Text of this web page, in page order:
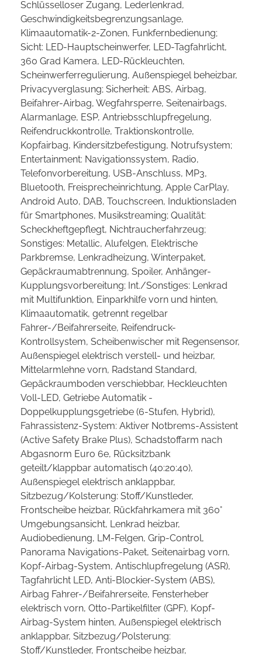
Schlüsselloser Zugang, Lederlenkrad,
Geschwindigkeitsbegrenzungsanlage,
Klimaautomatik-2-Zonen, Funkfernbedienung;
Sicht: LED-Hauptscheinwerfer, LED-Tagfahrlicht,
360 Grad Kamera, LED-Rückleuchten,
Scheinwerferregulierung, Außenspiegel beheizbar,
Privacyverglasung; Sicherheit: ABS, Airbag,
Beifahrer-Airbag, Wegfahrsperre, Seitenairbags,
Alarmanlage, ESP, Antriebsschlupfregelung,
Reifendruckkontrolle, Traktionskontrolle,
Kopfairbag, Kindersitzbefestigung, Notrufsystem;
Entertainment: Navigationssystem, Radio,
Telefonvorbereitung, USB-Anschluss, MP3,
Bluetooth, Freisprecheinrichtung, Apple CarPlay,
Android Auto, DAB, Touchscreen, Induktionsladen
für Smartphones, Musikstreaming; Qualität:
Scheckheftgepflegt, Nichtraucherfahrzeug;
Sonstiges: Metallic, Alufelgen, Elektrische
Parkbremse, Lenkradheizung, Winterpaket,
Gepäckraumabtrennung, Spoiler, Anhänger-
Kupplungsvorbereitung; Int./Sonstiges: Lenkrad
mit Multifunktion, Einparkhilfe vorn und hinten,
Klimaautomatik, getrennt regelbar
Fahrer-/Beifahrerseite, Reifendruck-
Kontrollsystem, Scheibenwischer mit Regensensor,
Außenspiegel elektrisch verstell- und heizbar,
Mittelarmlehne vorn, Radstand Standard,
Gepäckraumboden verschiebbar, Heckleuchten
Voll-LED, Getriebe Automatik -
Doppelkupplungsgetriebe (6-Stufen, Hybrid),
Fahrassistenz-System: Aktiver Notbrems-Assistent
(Active Safety Brake Plus), Schadstoffarm nach
Abgasnorm Euro 6e, Rücksitzbank
geteilt/klappbar automatisch (40:20:40),
Außenspiegel elektrisch anklappbar,
Sitzbezug/Kolsterung: Stoff/Kunstleder,
Frontscheibe heizbar, Rückfahrkamera mit 360°
Umgebungsansicht, Lenkrad heizbar,
Audiobedienung, LM-Felgen, Grip-Control,
Panorama Navigations-Paket, Seitenairbag vorn,
Kopf-Airbag-System, Antischlupfregelung (ASR),
Tagfahrlicht LED, Anti-Blockier-System (ABS),
Airbag Fahrer-/Beifahrerseite, Fensterheber
elektrisch vorn, Otto-Partikelfilter (GPF), Kopf-
Airbag-System hinten, Außenspiegel elektrisch
anklappbar, Sitzbezug/Polsterung:
Stoff/Kunstleder, Frontscheibe heizbar,